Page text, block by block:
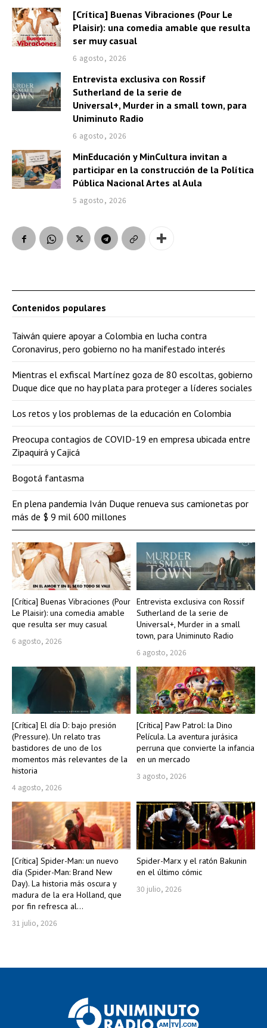
[Crítica] Buenas Vibraciones (Pour Le
Plaisir): una comedia amable que resulta
ser muy casual
6 agosto, 2026
Entrevista exclusiva con Rossif
Sutherland de la serie de
Universal+, Murder in a small town, para
Uniminuto Radio
6 agosto, 2026
MinEducación y MinCultura invitan a
participar en la construcción de la Política
Pública Nacional Artes al Aula
5 agosto, 2026
[Crítica] Buenas Vibraciones (Pour
Le Plaisir): una comedia amable
que resulta ser muy casual
6 agosto, 2026
Entrevista exclusiva con Rossif
Sutherland de la serie de
Universal+, Murder in a small
town, para Uniminuto Radio
6 agosto, 2026
[Crítica] El día D: bajo presión
(Pressure). Un relato tras
bastidores de uno de los
momentos más relevantes de la
historia
4 agosto, 2026
[Crítica] Paw Patrol: la Dino
Película. La aventura jurásica
perruna que convierte la infancia
en un mercado
3 agosto, 2026
[Crítica] Spider-Man: un nuevo
día (Spider-Man: Brand New
Day). La historia más oscura y
madura de la era Holland, que
por fin refresca al...
31 julio, 2026
Spider-Marx y el ratón Bakunin
en el último cómic
30 julio, 2026
Contenidos populares
Taiwán quiere apoyar a Colombia en lucha contra
Coronavirus, pero gobierno no ha manifestado interés
Mientras el exfiscal Martínez goza de 80 escoltas, gobierno
Duque dice que no hay plata para proteger a líderes sociales
Los retos y los problemas de la educación en Colombia
Preocupa contagios de COVID-19 en empresa ubicada entre
Zipaquirá y Cajicá
Bogotá fantasma
En plena pandemia Iván Duque renueva sus camionetas por
más de $ 9 mil 600 millones